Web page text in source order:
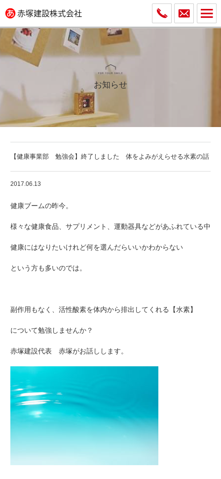
お知らせ
【健康事業部 勉強会】終了しました 体をよみがえらせる水素の話
2017.06.13
健康ブームの昨今。
様々な健康食品、サプリメント、運動器具などがあふれている中
健康にはなりたいけれど何を選んだらいいかわからない
という方も多いのでは。
副作用もなく、活性酸素を体内から排出してくれる【水素】
について勉強しませんか？
赤塚建設代表 赤塚がお話しします。